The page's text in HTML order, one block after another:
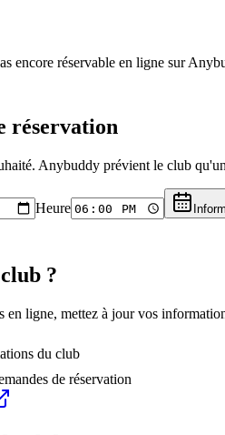
encore réservable en ligne sur
réservation
Anybuddy prévient le club
Heure
?
en ligne, mettez à jour vos
du club
de réservation